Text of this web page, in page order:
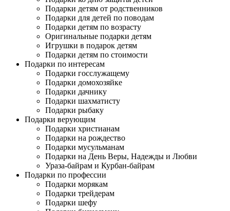
Подарки детям от родственников
Подарки для детей по поводам
Подарки детям по возрасту
Оригинальные подарки детям
Игрушки в подарок детям
Подарки детям по стоимости
Подарки по интересам
Подарки госслужащему
Подарки домохозяйке
Подарки дачнику
Подарки шахматисту
Подарки рыбаку
Подарки верующим
Подарки христианам
Подарки на рождество
Подарки мусульманам
Подарки на День Веры, Надежды и Любви
Ураза-байрам и Курбан-байрам
Подарки по профессии
Подарки морякам
Подарки трейдерам
Подарки шефу